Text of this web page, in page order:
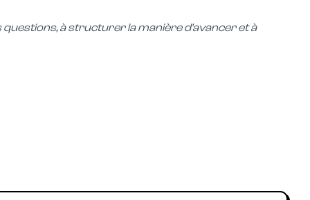
questions, à structurer la manière d'avancer et à